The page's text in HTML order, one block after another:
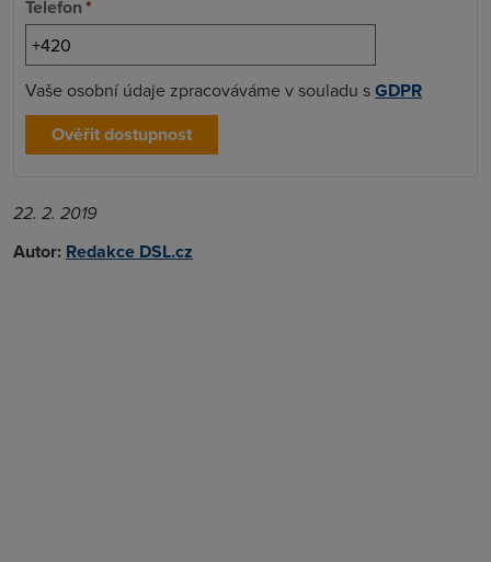
Telefon*
Vaše osobní údaje zpracováváme v souladu sGDPR
Ověřit dostupnost
22. 2. 2019
Autor: Redakce DSL.cz